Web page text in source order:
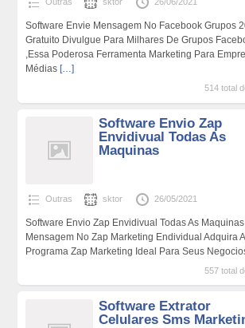
Software Envie Mensagem No Facebook Grupos
Gratuito Divulgue Para Milhares De Grupos
,Essa Poderosa Ferramenta Marketing Para
Médias […]
514 total
Software Envio Zap
Envidivual Todas As
Maquinas
Outras sktor 26/05/2021
Software Envio Zap Envidivual Todas As
Mensagem No Zap Marketing Endividual Adquira
Programa Zap Marketing Ideal Para Seus
557 total
Software Extrator
Celulares Sms